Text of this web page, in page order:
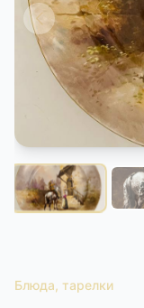
КОНТАКТЫ
ДОСТАВКА И
Блюда, тарелки